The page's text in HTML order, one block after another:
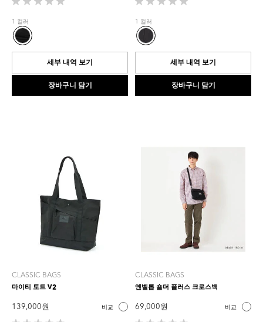
별
5
개
중
0.0
입
다.
1 컬러
세부 내역 보기
장바구니 담기
별
5
개
중
0.0
입
다.
1 컬러
세부 내역 보기
장바구니 담기
CLASSIC BAGS
마이티 토트 V2
139,000 원 비교
CLASSIC BAGS
엔벨롭 숄더 플러스 크로스백
69,000 원 비교